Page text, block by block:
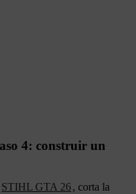
4: construir un
STIHL GTA 26, corta la